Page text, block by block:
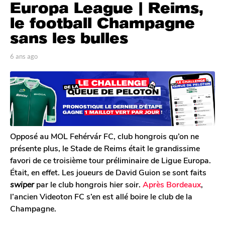
n
s
a
g
o
a
n
s
a
g
o
Europa League | Reims,
le football Champagne
sans les bulles
p
r
T
o
m
G
a
l
r
o
n
6 ans ago
s
a
Opposé au MOL Fehérvár FC, club hongrois qu’on ne
présente plus, le Stade de Reims était le grandissime
favori de ce troisième tour préliminaire de Ligue Europa.
Était, en effet. Les joueurs de David Guion se sont faits
swiperpar le club hongrois hier soir. Après Bordeaux,
l’ancien Videoton FC s’en est allé boire le club de la
Champagne.